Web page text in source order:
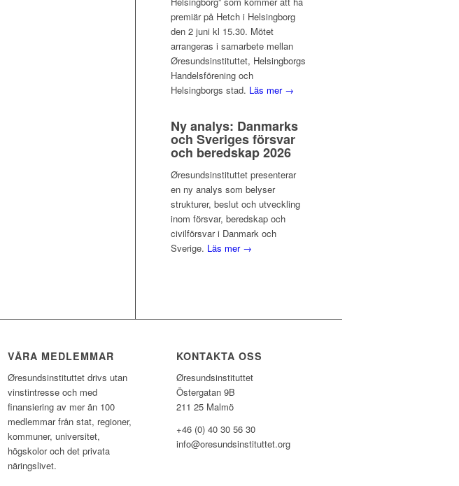
premiär på Hetch i Helsingborg
den 2 juni kl 15.30. Mötet
arrangeras i samarbete mellan
Øresundsinstituttet, Helsingborgs
Handelsförening och
Helsingborgs stad. Läs mer →
Ny analys: Danmarks
och Sveriges försvar
och beredskap 2026
Øresundsinstituttet presenterar
en ny analys som belyser
strukturer, beslut och utveckling
inom försvar, beredskap och
civilförsvar i Danmark och
Sverige. Läs mer →
VÅRA MEDLEMMAR
Øresundsinstituttet drivs utan
vinst­intresse och med
finansiering av mer än 100
medlemmar från stat, regioner,
kommuner, universitet,
högskolor och det privata
näringslivet.
KONTAKTA OSS
Øresundsinstituttet
Östergatan 9B
211 25 Malmö
+46 (0) 40 30 56 30
info@oresundsinstituttet.org